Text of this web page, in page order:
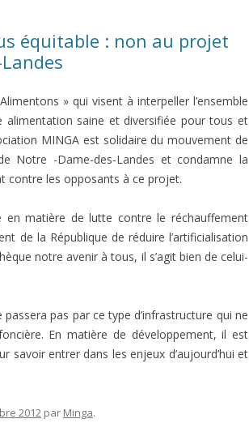
équitable : non au projet
» qui visent à interpeller l’ensemble
alimentation saine et diversifiée pour tous et
MINGA est solidaire du mouvement de
Notre -Dame-des-Landes et condamne la
contre les opposants à ce projet.
en matière de lutte contre le réchauffement
de la République de réduire l’artificialisation
notre avenir à tous, il s’agit bien de celui-
pas par ce type d’infrastructure qui ne
En matière de développement, il est
savoir entrer dans les enjeux d’aujourd’hui et
2012 par Minga.